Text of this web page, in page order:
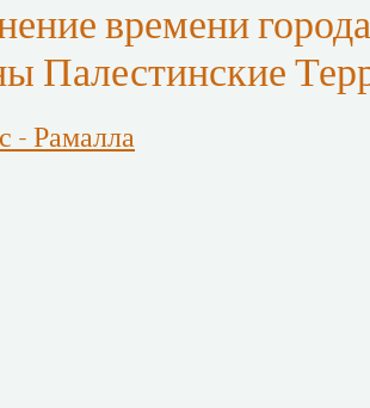
времени
Палестинские
- Рамалла